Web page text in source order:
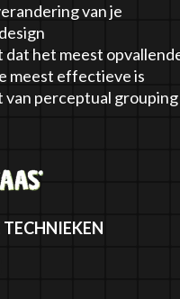
van je
dat het meest
meest effectieve is
perceptual grouping